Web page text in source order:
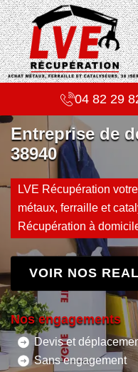
04 82 29
Entreprise de
38940
LVE Récupération
métaux, ferraille et
Récupération à
VOIR NOS
Nos engagements
Devis et
Sans engagement